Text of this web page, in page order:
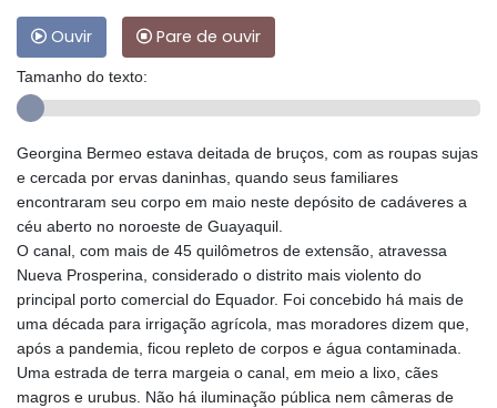
Ouvir Pare de ouvir
Tamanho do texto:
Georgina Bermeo estava deitada de bruços, com as roupas sujas
e cercada por ervas daninhas, quando seus familiares
encontraram seu corpo em maio neste depósito de cadáveres a
céu aberto no noroeste de Guayaquil.
O canal, com mais de 45 quilômetros de extensão, atravessa
Nueva Prosperina, considerado o distrito mais violento do
principal porto comercial do Equador. Foi concebido há mais de
uma década para irrigação agrícola, mas moradores dizem que,
após a pandemia, ficou repleto de corpos e água contaminada.
Uma estrada de terra margeia o canal, em meio a lixo, cães
magros e urubus. Não há iluminação pública nem câmeras de